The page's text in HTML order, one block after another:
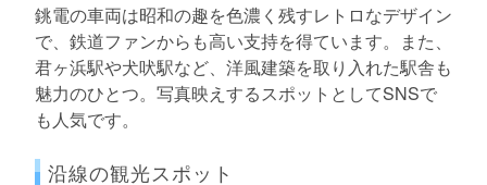
銚電の車両は昭和の趣を色濃く残すレトロなデザイン
で、鉄道ファンからも高い支持を得ています。また、
君ヶ浜駅や犬吠駅など、洋風建築を取り入れた駅舎も
魅力のひとつ。写真映えするスポットとしてSNSで
も人気です。
沿線の観光スポット